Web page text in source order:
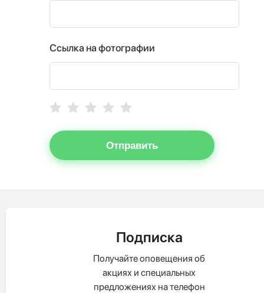
Ссылка на фотографии
Отправить
Подписка
Получайте оповещения об
акциях и специальных
предложениях на телефон